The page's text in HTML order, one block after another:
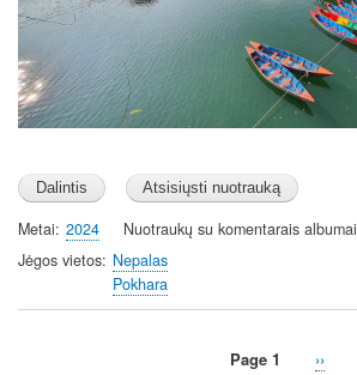
Metai 2024 Nuotraukų su komentarais albumai
Jėgos vietos Nepalas
Pokhara
Page 1
Next
››